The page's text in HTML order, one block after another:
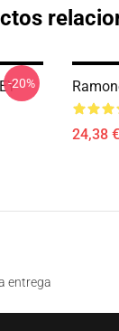
-20%
24,38
entrega